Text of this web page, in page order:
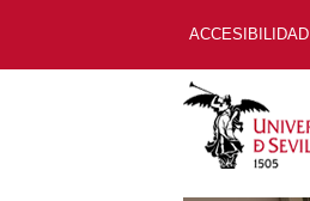
ACCESIBILIDAD